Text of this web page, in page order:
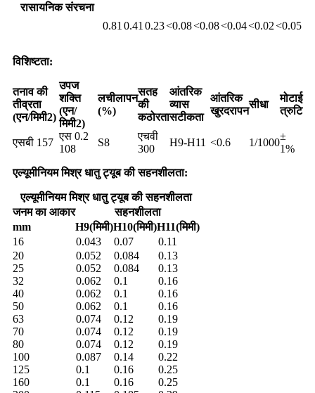
रासायनिक संरचना
0.81 0.41 0.23<0.08<0.08<0.04<0.02<0.05
विशिष्टता:
तनाव की
तीव्रता
(एन/मिमी2)
उपज
शक्ति
(एन/
मिमी2)
लचीलापन
(%)
सतह
की
कठोरता
आंतरिक
व्यास
सटीकता
आंतरिक
खुरदरापन
सीधा
मोटाई
त्रुटि
एसबी 157
एस 0.2
108
S8
एचवी
300
H9-H11 <0.6 1/1000
±
1%
एल्यूमीनियम मिश्र धातु ट्यूब की सहनशीलता:
एल्यूमीनियम मिश्र धातु ट्यूब की सहनशीलता
जनम का आकार
सहनशीलता
mm
H9(मिमी)H10(मिमी)H11(मिमी)
16
0.043 0.07
0.11
20
0.052 0.084
0.13
25
0.052 0.084
0.13
32
0.062 0.1
0.16
40
0.062 0.1
0.16
50
0.062 0.1
0.16
63
0.074 0.12
0.19
70
0.074 0.12
0.19
80
0.074 0.12
0.19
100
0.087 0.14
0.22
125
0.1 0.16
0.25
160
0.1 0.16
0.25